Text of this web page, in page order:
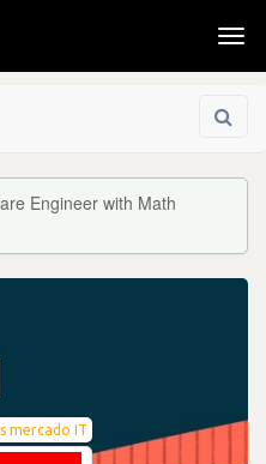
Engineer with Math
mercado IT